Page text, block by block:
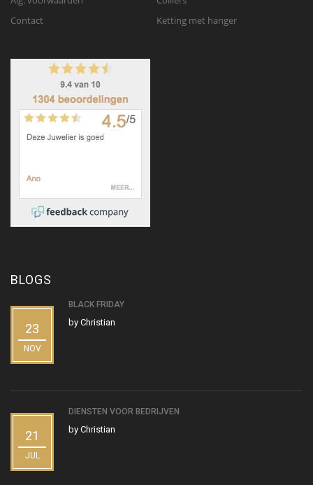
Contact
Ketting met hanger
BLOGS
23
NOV
BLACK FRIDAY
by Christian
21
JUL
DIENSTEN VOOR BEDRIJVEN
by Christian